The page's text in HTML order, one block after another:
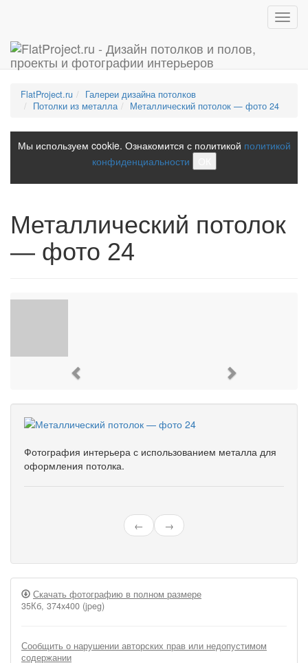
FlatProject.ru
Галереи дизайна потолков
Потолки из металла
Металлический потолок — фото 24
Мы используем cookie. Ознакомится с политикой политикой
конфиденциальности
Металлический потолок
— фото 24
Фотография интерьера с использованием металла для
оформления потолка.
← →
Скачать фотографию в полном размере
35Кб, 374x400 (jpeg)
Сообщить о нарушении авторских прав или недопустимом
содержании